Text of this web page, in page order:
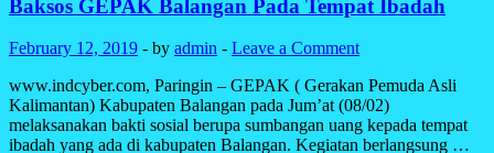
Baksos GEPAK Balangan Pada Tempat Ibadah
February 12, 2019 - by admin - Leave a Comment
www.indcyber.com, Paringin – GEPAK ( Gerakan Pemuda Asli
Kalimantan) Kabupaten Balangan pada Jum’at (08/02)
melaksanakan bakti sosial berupa sumbangan uang kepada tempat
ibadah yang ada di kabupaten Balangan. Kegiatan berlangsung …